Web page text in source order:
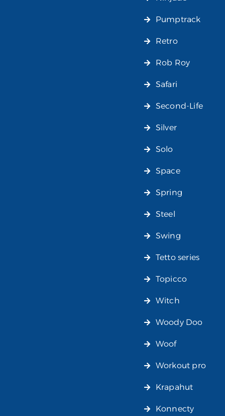
Pumptrack
Retro
Rob Roy
Safari
Second-Life
Silver
Solo
Space
Spring
Steel
Swing
Tetto series
Topicco
Witch
Woody Doo
Woof
Workout pro
Krapahut
Konnecty